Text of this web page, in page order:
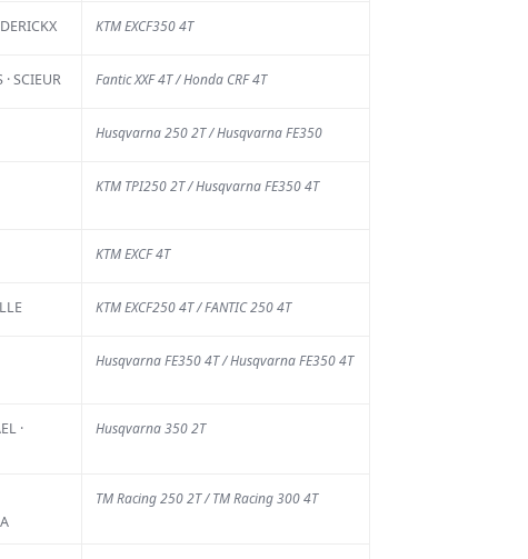
KTM EXCF350 4T
· SCIEUR Fantic XXF 4T / Honda CRF 4T
Husqvarna 250 2T / Husqvarna FE350
KTM TPI250 2T / Husqvarna FE350 4T
KTM EXCF 4T
KTM EXCF250 4T / FANTIC 250 4T
Husqvarna FE350 4T / Husqvarna FE350 4T
·
Husqvarna 350 2T
TM Racing 250 2T / TM Racing 300 4T
d'actu